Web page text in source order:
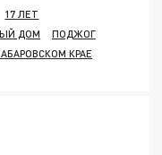
17 ЛЕТ
ДОМ
ПОДЖОГ
КРАЕ